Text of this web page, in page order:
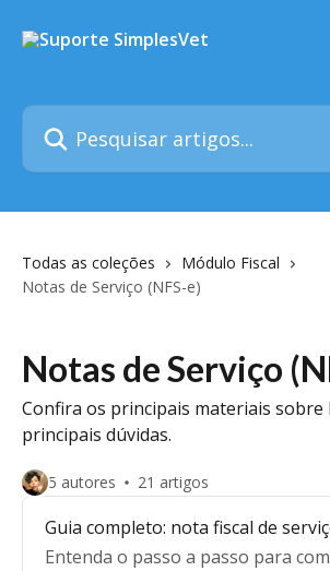
Pesquisar artigos...
Todas as coleções
Módulo Fiscal
Notas de Serviço (NFS-e)
Notas de Serviço
Confira os principais materiais sobre
principais dúvidas.
5 autores 21 artigos
Guia completo: nota fiscal de
Entenda o passo a passo para